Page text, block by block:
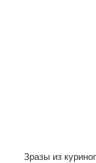
Зразы из